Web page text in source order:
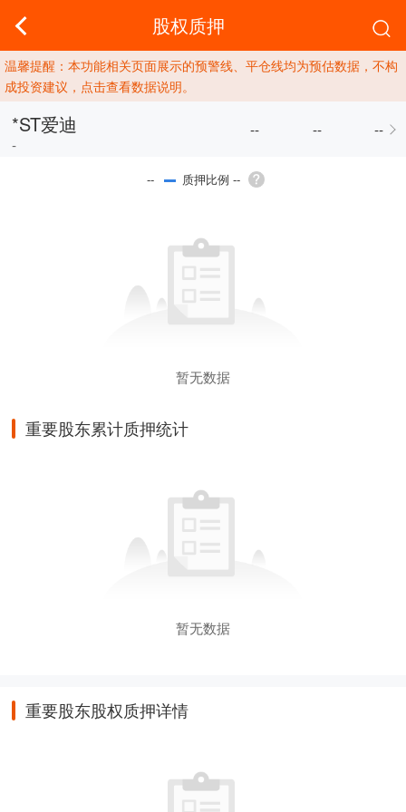
股权质押
温馨提醒：本功能相关页面展示的预警线、平仓线均为预估数据，不构
成投资建议，点击查看数据说明。
*ST爱迪
-
-- -- --
-- 质押比例 --
暂无数据
重要股东累计质押统计
暂无数据
重要股东股权质押详情